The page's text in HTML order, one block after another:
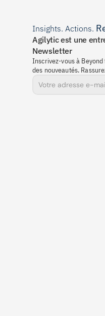
Insights. Actions.
Agilytic est une
Newsletter
Inscrivez-vous à
des nouveautés.